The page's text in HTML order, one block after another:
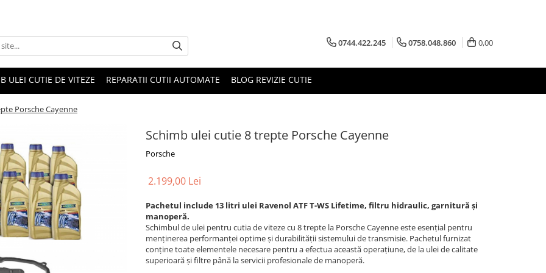
0744.422.245 0758.048.860 0,00
ULEI CUTIE DE VITEZE REPARATII CUTII AUTOMATE BLOG REVIZIE CUTIE
Porsche Cayenne
Schimb ulei cutie 8 trepte Porsche Cayenne
Porsche
2.199,00 Lei
Pachetul include 13 litri ulei Ravenol ATF T-WS Lifetime, filtru hidraulic, garnitură și
manoperă.
Schimbul de ulei pentru cutia de viteze cu 8 trepte la Porsche Cayenne este esențial pentru
menținerea performanței optime și durabilității sistemului de transmisie. Pachetul furnizat
conține toate elementele necesare pentru a efectua această operațiune, de la ulei de calitate
superioară și filtre până la servicii profesionale de manoperă.